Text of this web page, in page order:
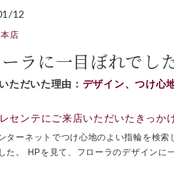
12
店
ーラに一目ぼれでし
ただいた理由： デザイン、つけ心
レセンテにご来店いただいたきっか
ターネットでつけ心地のよい指輪を検
た。 HPを見て、フローラのデザインに